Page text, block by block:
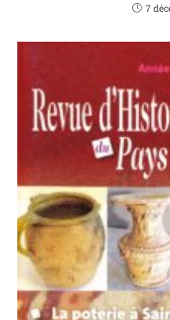
7